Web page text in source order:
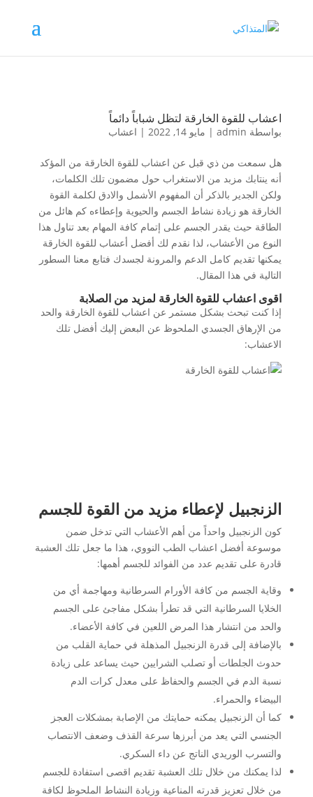
اعشاب للقوة الخارقة لتظل شباباً دائماً
بواسطة admin
| مايو 14, 2022 | اعشاب
هل سمعت من ذي قبل عن اعشاب للقوة الخارقة من المؤكد
أنه ينتابك مزبد من الاستغراب حول مضمون تلك الكلمات،
ولكن الجدير بالذكر أن المفهوم الأشمل والادق لكلمة القوة
الخارقة هو زيادة نشاط الجسم والحيوية وإعطاءه كم هائل من
الطاقة حيث يقدر الجسم على إتمام كافة المهام بعد تناول هذا
النوع من الأعشاب، لذا نقدم لك أفضل أعشاب للقوة الخارقة
يمكنها تقديم كامل الدعم والمرونة لجسدك فتابع معنا السطور
التالية في هذا المقال.
اقوى اعشاب للقوة الخارقة لمزيد من الصلابة
إذا كنت تبحث بشكل مستمر عن اعشاب للقوة الخارقة والحد
من الإرهاق الجسدي الملحوظ عن البعض إليك أفضل تلك
الاعشاب:
الزنجبيل لإعطاء مزيد من القوة للجسم
كون الزنجبيل واحداً من أهم الأعشاب التي تدخل ضمن
موسوعة أفضل اعشاب الطب النووي، هذا ما جعل تلك العشبة
قادرة على تقديم عدد من الفوائد للجسم أهمها:
وقاية الجسم من كافة الأورام السرطانية ومهاجمة أي من
الخلايا السرطانية التي قد تطرأ بشكل مفاجئ على الجسم
والحد من انتشار هذا المرض اللعين في كافة الأعضاء.
بالإضافة إلى قدرة الزنجبيل المذهلة في حماية القلب من
حدوث الجلطات أو تصلب الشرايين حيث يساعد على زيادة
نسبة الدم في الجسم والحفاظ على معدل كرات الدم
البيضاء والحمراء.
كما أن الزنجبيل يمكنه حمايتك من الإصابة بمشكلات العجز
الجنسي التي يعد من أبرزها سرعة القذف وضعف الانتصاب
والتسرب الوريدي الناتج عن داء السكري.
لذا يمكنك من خلال تلك العشبة تقديم اقصى استفادة للجسم
من خلال تعزيز قدرته المناعية وزيادة النشاط الملحوظ لكافة